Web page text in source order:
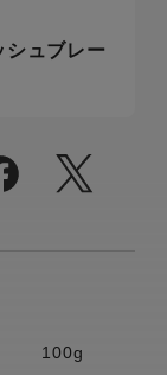
シュブレー
100g